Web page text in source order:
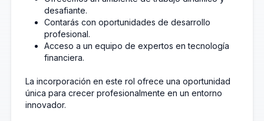
desafiante.
Contarás con oportunidades de desarrollo
profesional.
Acceso a un equipo de expertos en tecnología
financiera.
La incorporación en este rol ofrece una oportunidad
única para crecer profesionalmente en un entorno
innovador.